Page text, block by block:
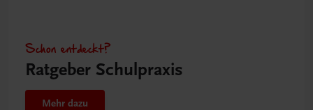
Schon entdeckt?
Ratgeber Schulpraxis
Mehr dazu